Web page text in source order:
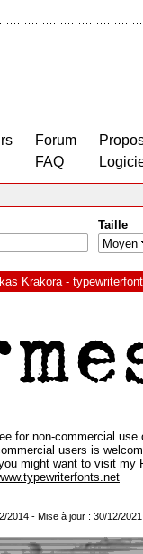
Forum
FAQ
Taille
Krakora -
for non-commercial
users is
might want to visit my
2014 - Mise à jour : 30/12/2021